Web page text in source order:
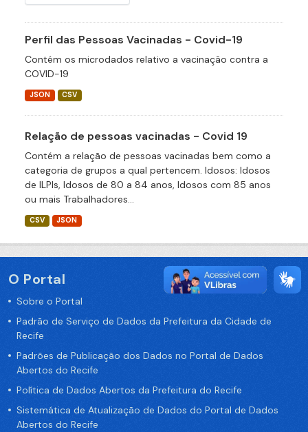
Perfil das Pessoas Vacinadas - Covid-19
Contém os microdados relativo a vacinação contra a
COVID-19
JSON CSV
Relação de pessoas vacinadas - Covid 19
Contém a relação de pessoas vacinadas bem como a
categoria de grupos a qual pertencem. Idosos: Idosos
de ILPIs, Idosos de 80 a 84 anos, Idosos com 85 anos
ou mais Trabalhadores...
CSV JSON
O Portal
Sobre o Portal
Padrão de Serviço de Dados da Prefeitura da Cidade de
Recife
Padrões de Publicação dos Dados no Portal de Dados
Abertos do Recife
Política de Dados Abertos da Prefeitura do Recife
Sistemática de Atualização de Dados do Portal de Dados
Abertos do Recife